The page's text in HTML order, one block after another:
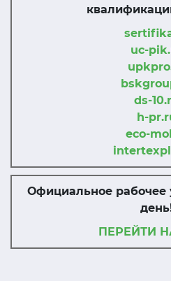
uc-
ds-
h-
eco-
Официальное рабочее
ПЕРЕЙТИ